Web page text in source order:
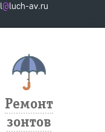
@luch-av.ru
Ремонт
зонтов